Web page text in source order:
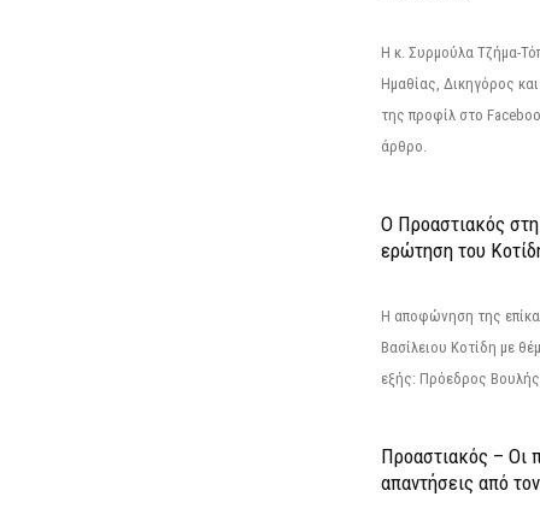
Η κ. Συρμούλα Τζήμα-
Ημαθίας, Δικηγόρος
της προφίλ στο
άρθρο.
Ο Προαστιακός
ερώτηση του
Η αποφώνηση της
Βασίλειου Κοτίδη με
εξής: Πρόεδρος
Προαστιακός – Οι
απαντήσεις από